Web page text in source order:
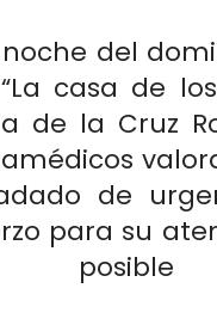
del
casa de
de la Cruz
de
para su
posible